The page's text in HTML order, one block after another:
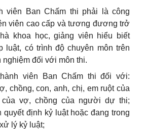
viên Ban Chấm thi phải là công
viên cao cấp và tương đương trở
khoa học, giảng viên hiểu biết
luật, có trình độ chuyên môn trên
nghiệm đối với môn thi.
viên Ban Chấm thi đối với:
chồng, con, anh, chị, em ruột của
vợ, chồng của người dự thi;
định kỷ luật hoặc đang trong
lý kỷ luật;